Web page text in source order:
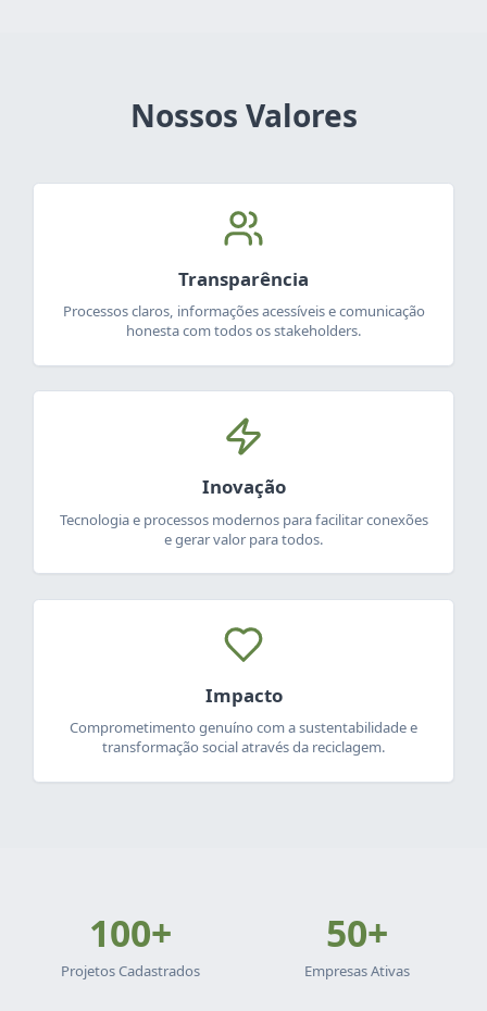
Nossos Valores
Transparência
Processos claros, informações acessíveis e comunicação
honesta com todos os stakeholders.
Inovação
Tecnologia e processos modernos para facilitar conexões
e gerar valor para todos.
Impacto
Comprometimento genuíno com a sustentabilidade e
transformação social através da reciclagem.
100+
Projetos Cadastrados
50+
Empresas Ativas